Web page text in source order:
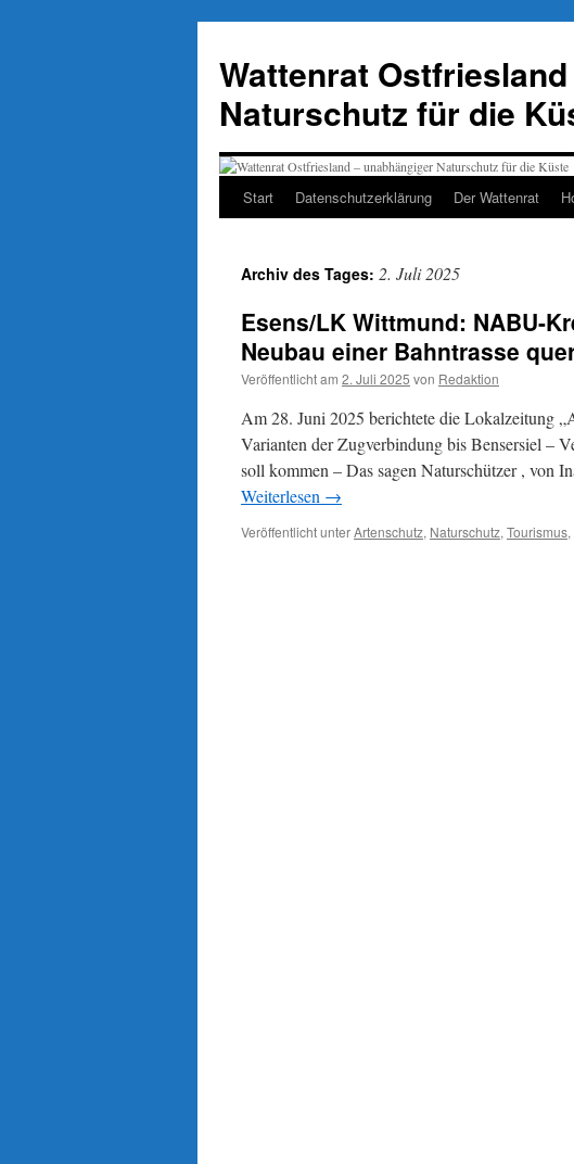
springen
Wattenrat
Naturschutz für die
Start Datenschutzerklärung Der Wattenrat
Archiv des Tages: 2. Juli 2025
Esens/LK Wittmund: NABU-
Neubau einer Bahntrasse
Veröffentlicht am 2. Juli 2025 von Redaktion
Am 28. Juni 2025 berichtete die Lokalzeitung
Varianten der Zugverbindung bis Bensersiel –
soll kommen – Das sagen Naturschützer , von
Weiterlesen →
Veröffentlicht unterArtenschutz, Naturschutz, Tourismus,